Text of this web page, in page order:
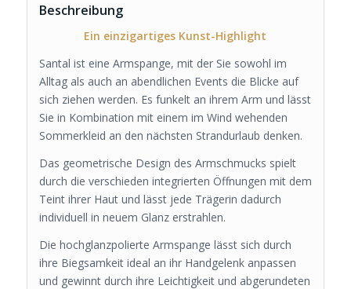
Beschreibung
Ein einzigartiges Kunst-Highlight
Santal ist eine Armspange, mit der Sie sowohl im
Alltag als auch an abendlichen Events die Blicke auf
sich ziehen werden. Es funkelt an ihrem Arm und lässt
Sie in Kombination mit einem im Wind wehenden
Sommerkleid an den nächsten Strandurlaub denken.
Das geometrische Design des Armschmucks spielt
durch die verschieden integrierten Öffnungen mit dem
Teint ihrer Haut und lässt jede Trägerin dadurch
individuell in neuem Glanz erstrahlen.
Die hochglanzpolierte Armspange lässt sich durch
ihre Biegsamkeit ideal an ihr Handgelenk anpassen
und gewinnt durch ihre Leichtigkeit und abgerundeten